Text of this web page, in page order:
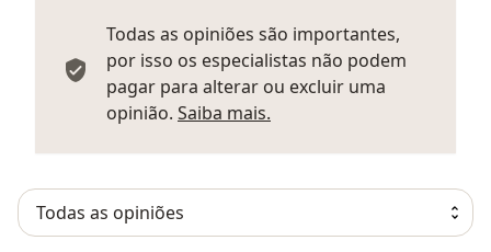
Todas as opiniões são importantes,
por isso os especialistas não podem
pagar para alterar ou excluir uma
opinião. Saiba mais.